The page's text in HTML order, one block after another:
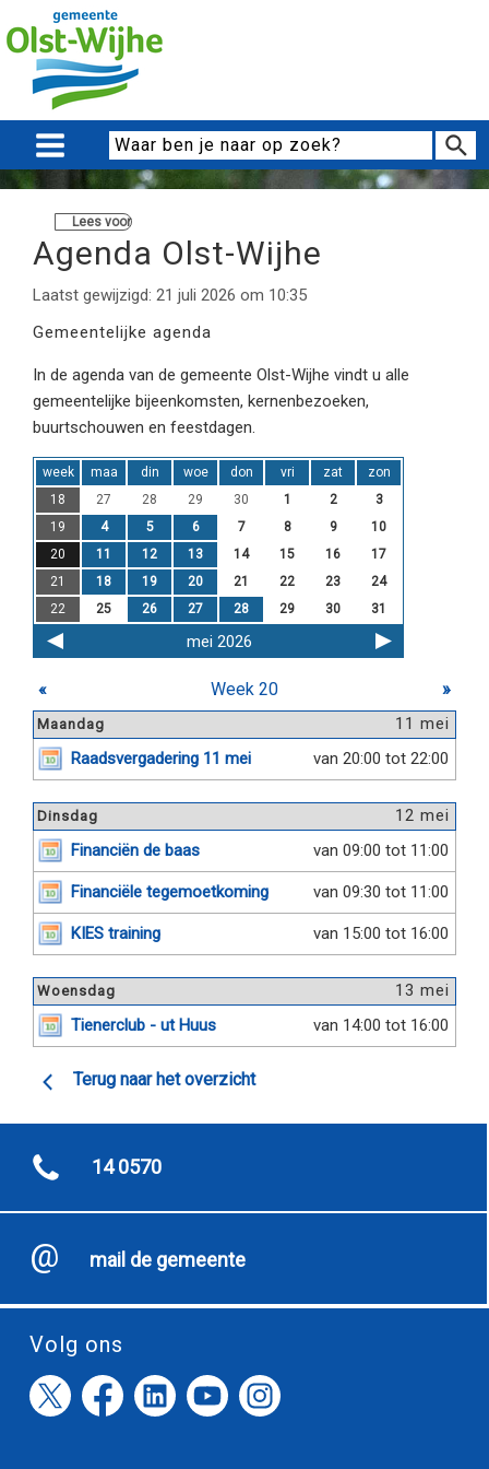
Lees voor
Agenda Olst-Wijhe
Laatst gewijzigd: 21 juli 2026 om 10:35
Gemeentelijke agenda
In de agenda van de gemeente Olst-Wijhe vindt u alle
gemeentelijke bijeenkomsten, kernenbezoeken,
buurtschouwen en feestdagen.
week maa din woe don vri zat
zon
18
27 28 29 30 1 2
3
19
4 5 6 7 8 9
10
20
11 12 13 14 15 16
17
21
18 19 20 21 22 23
24
22
25 26 27 28 29 30 31
mei 2026
« Week 20 »
11 mei
Maandag
van 20:00 tot 22:00
Raadsvergadering 11 mei
12 mei
Dinsdag
van 09:00 tot 11:00
Financiën de baas
van 09:30 tot 11:00
Financiële tegemoetkoming
van 15:00 tot 16:00
KIES training
13 mei
Woensdag
van 14:00 tot 16:00
Tienerclub - ut Huus
Terug naar het overzicht
14 0570
mail de gemeente
Volg ons